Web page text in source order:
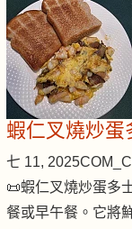
蝦仁叉燒炒蛋
七 11, 2025
📜蝦仁叉燒炒蛋多
餐或早午餐。它將